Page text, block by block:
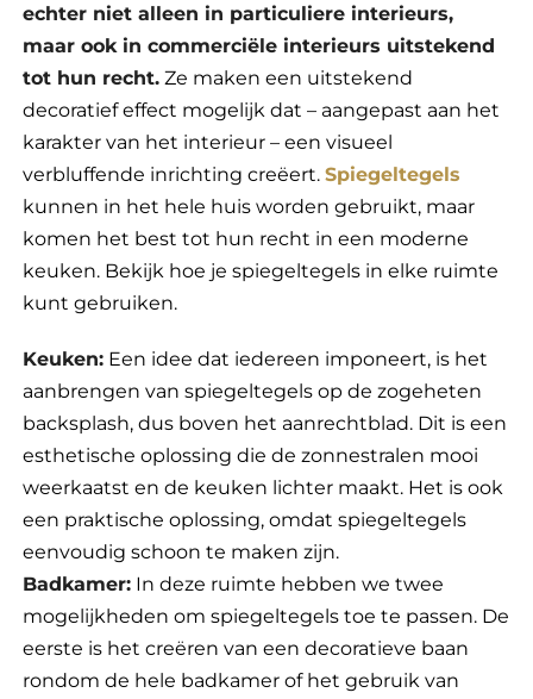
echter niet alleen in particuliere interieurs,
maar ook in commerciële interieurs uitstekend
tot hun recht. Ze maken een uitstekend
decoratief effect mogelijk dat – aangepast aan het
karakter van het interieur – een visueel
verbluffende inrichting creëert.Spiegeltegels
kunnen in het hele huis worden gebruikt, maar
komen het best tot hun recht in een moderne
keuken. Bekijk hoe je spiegeltegels in elke ruimte
kunt gebruiken.
Keuken: Een idee dat iedereen imponeert, is het
aanbrengen van spiegeltegels op de zogeheten
backsplash, dus boven het aanrechtblad. Dit is een
esthetische oplossing die de zonnestralen mooi
weerkaatst en de keuken lichter maakt. Het is ook
een praktische oplossing, omdat spiegeltegels
eenvoudig schoon te maken zijn.
Badkamer: In deze ruimte hebben we twee
mogelijkheden om spiegeltegels toe te passen. De
eerste is het creëren van een decoratieve baan
rondom de hele badkamer of het gebruik van